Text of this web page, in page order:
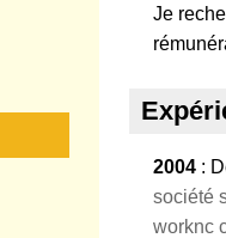
Je
2004 :
société
worknc